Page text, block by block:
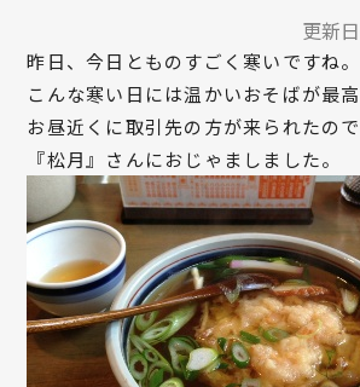
更新日
昨日、今日とものすごく寒いですね。
こんな寒い日には温かいおそばが最高
お昼近くに取引先の方が来られたの
『松月』さんにおじゃましました。